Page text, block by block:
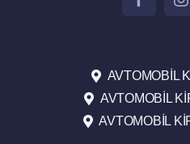
AVTOMOBIL
AVTOMOBIL
AVTOMOBIL